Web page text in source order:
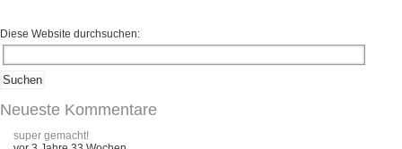
Diese Website durchsuchen:
Neueste Kommentare
super gemacht!